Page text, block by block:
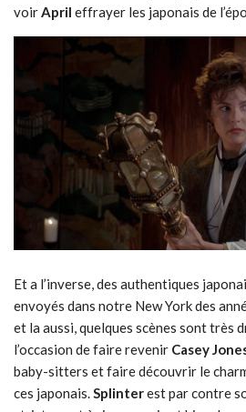
voirApril effrayer les japonais de
Et a l’inverse, des authentiques
envoyés dans notre New York des
et la aussi, quelques scènes sont très
l’occasion de faire revenir Casey
baby-sitters et faire découvrir le
ces japonais.Splinterest par contre